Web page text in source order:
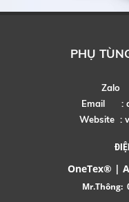
PHỤ
Zalo
Email :
Website :
OneTex® |
Mr.Thông: